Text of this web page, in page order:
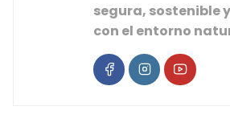
segura, sostenible
con el entorno